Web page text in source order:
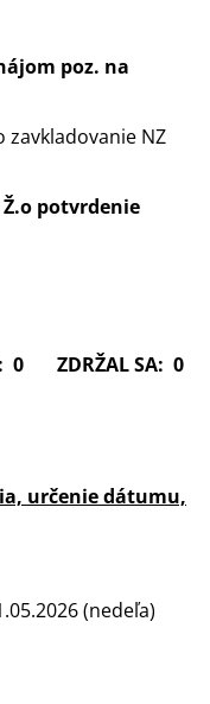
poz. na
zavkladovanie NZ
Ž.o potvrdenie
ZDRŽAL SA: 0
určenie dátumu,
(nedeľa)